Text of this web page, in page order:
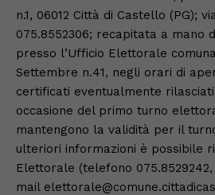
n.1, 06012 Città di Castello (PG);
075.8552306; recapitata a mano
presso l’Ufficio Elettorale
Settembre n.41, negli orari di
certificati eventualmente rilasciati
occasione del primo turno
mantengono la validità per il
ulteriori informazioni è possibile
Elettorale (telefono
mail